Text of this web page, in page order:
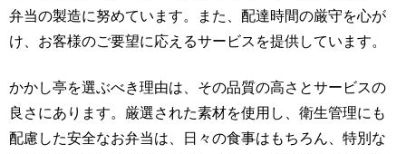
弁当の製造に努めています。また、配達時間の厳守を心が
け、お客様のご要望に応えるサービスを提供しています。
かかし亭を選ぶべき理由は、その品質の高さとサービスの
良さにあります。厳選された素材を使用し、衛生管理にも
配慮した安全なお弁当は、日々の食事はもちろん、特別な